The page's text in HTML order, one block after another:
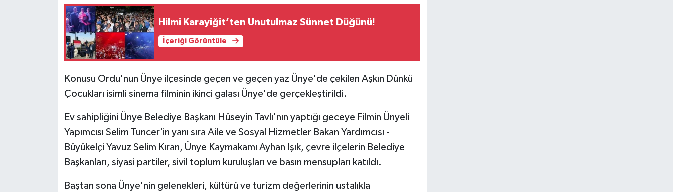
Hilmi Karayiğit’ten Unutulmaz Sünnet Düğünü!
İçeriği Görüntüle
Konusu Ordu'nun Ünye ilçesinde geçen ve geçen yaz Ünye'de çekilen Aşkın Dünkü
Çocukları isimli sinema filminin ikinci galası Ünye'de gerçekleştirildi.
Ev sahipliğini Ünye Belediye Başkanı Hüseyin Tavlı'nın yaptığı geceye Filmin Ünyeli
Yapımcısı Selim Tuncer'in yanı sıra Aile ve Sosyal Hizmetler Bakan Yardımcısı -
Büyükelçi Yavuz Selim Kıran, Ünye Kaymakamı Ayhan Işık, çevre ilçelerin Belediye
Başkanları, siyasi partiler, sivil toplum kuruluşları ve basın mensupları katıldı.
Baştan sona Ünye'nin gelenekleri, kültürü ve turizm değerlerinin ustalıkla